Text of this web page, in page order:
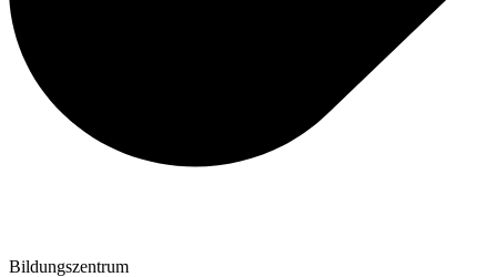
Bildungszentrum